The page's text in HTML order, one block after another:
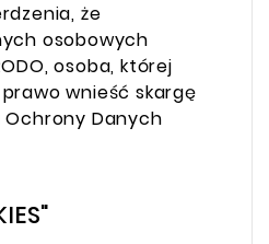
że
osobowych
osoba, której
wnieść skargę
Ochrony Danych